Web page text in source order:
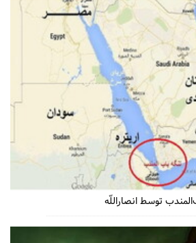
توسط انصاراللّه